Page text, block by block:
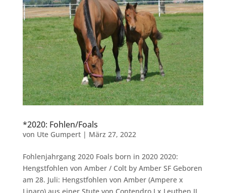
*2020: Fohlen/Foals
von Ute Gumpert| März 27, 2022
Fohlenjahrgang 2020 Foals born in 2020 2020:
Hengstfohlen von Amber / Colt by Amber SF Geboren
am 28. Juli: Hengstfohlen von Amber (Ampere x
Linaro) aus einer Stute von Contendro I x Leuthen II